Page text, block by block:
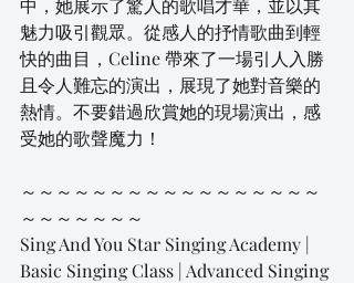
中，她展示了驚人的歌唱才華，並以其
魅力吸引觀眾。從感人的抒情歌曲到輕
快的曲目，Celine 帶來了一場引人入勝
且令人難忘的演出，展現了她對音樂的
熱情。不要錯過欣賞她的現場演出，感
受她的歌聲魔力！
～～～～～～～～～～～～～～～～～
～～～～～～～
Sing And You Star Singing Academy |
Basic Singing Class | Advanced Singing